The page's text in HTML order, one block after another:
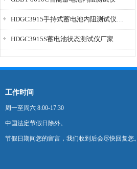
HDGC3915手持式蓄电池内阻测试仪厂家
HDGC3915S蓄电池状态测试仪厂家
工作时间
周一至周六 8:00-17:30
中国法定节假日除外。
节假日期间您的留言，我们收到后会尽快回复您。